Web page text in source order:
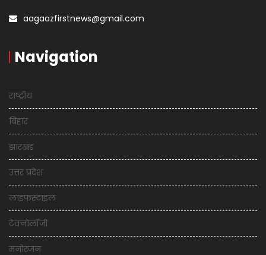
aagaazfirstnews@gmail.com
Navigation
राष्ट्रीय
बिहार
झारखंड
उत्तर प्रदेश
लाइफस्टाइल
टेक्नोलॉजी
मनोरंजन